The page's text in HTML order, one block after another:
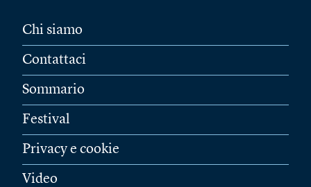
Chi siamo
Contattaci
Sommario
Festival
Privacy e cookie
Video